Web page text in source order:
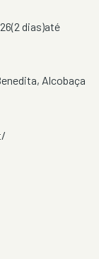
(2 dias)até
, Alcobaça